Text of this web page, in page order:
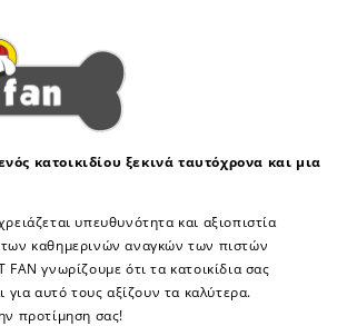
κατοικιδίου ξεκινά ταυτόχρονα και μια
υπευθυνότητα και αξιοπιστία
καθημερινών αναγκών των πιστών
γνωρίζουμε ότι τα κατοικίδια σας
για αυτό τους αξίζουν τα καλύτερα.
προτίμηση σας!